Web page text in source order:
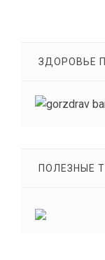
ЗДОРОВЬЕ
ПОЛЕЗНЫЕ